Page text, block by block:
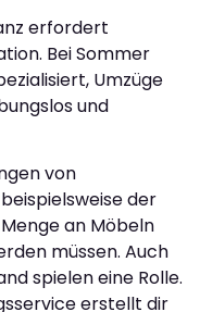
erfordert
Bei Sommer
Umzüge
und
von
der
an Möbeln
müssen. Auch
spielen eine Rolle.
erstellt dir